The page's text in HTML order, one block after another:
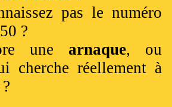
pas le numéro
?
une arnaque, ou
cherche réellement à